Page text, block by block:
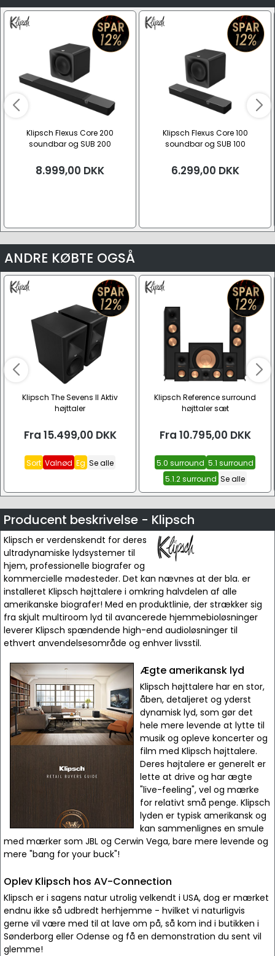
Klipsch Flexus Core 200
soundbar og SUB 200
8.999,00 DKK
Klipsch Flexus Core 100
soundbar og SUB 100
6.299,00 DKK
ANDRE KØBTE OGSÅ
Klipsch The Sevens II Aktiv
højttaler
Fra 15.499,00 DKK
Sort Valnød Eg Se alle
Klipsch Reference surround
højttaler sæt
Fra 10.795,00 DKK
5.0 surround 5.1 surround
5.1.2 surround Se alle
Producent beskrivelse - Klipsch
Klipsch er verdenskendt for deres
ultradynamiske lydsystemer til
hjem, professionelle biografer og
kommercielle mødesteder. Det kan nævnes at der bla. er
installeret Klipsch højttalere i omkring halvdelen af alle
amerikanske biografer! Med en produktlinie, der strækker sig
fra skjult multiroom lyd til avancerede hjemmebioløsninger
leverer Klipsch spændende high-end audioløsninger til
ethvert anvendelsesområde og enhver livsstil.
Ægte amerikansk lyd
Klipsch højttalere har en stor,
åben, detaljeret og yderst
dynamisk lyd, som gør det
hele mere levende at lytte til
musik og opleve koncerter og
film med Klipsch højttalere.
Deres højtalere er generelt er
lette at drive og har ægte
"live-feeling", vel og mærke
for relativt små penge. Klipsch
lyden er typisk amerikansk og
kan sammenlignes en smule
med mærker som JBL og Cerwin Vega, bare mere levende og
mere "bang for your buck"!
Oplev Klipsch hos AV-Connection
Klipsch er i sagens natur utrolig velkendt i USA, dog er mærket
endnu ikke så udbredt herhjemme - hvilket vi naturligvis
gerne vil være med til at lave om på, så kom ind i butikken i
Sønderborg eller Odense og få en demonstration du sent vil
glemme!